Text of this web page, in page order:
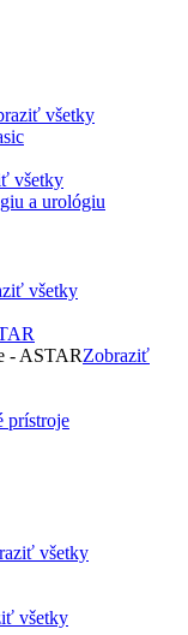
všetky
všetky
všetky
- ASTARZobraziť
prístroje
všetky
všetky